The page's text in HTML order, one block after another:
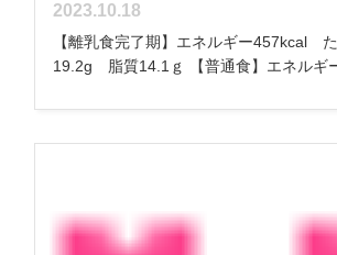
2023.10.18
【離乳食完了期】エネルギー457kcal
19.2g 脂質14.1ｇ 【普通食】エネルギ